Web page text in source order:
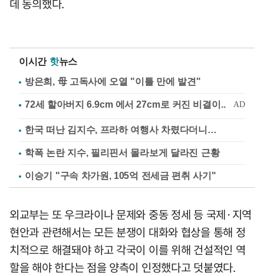
데 동의했다.
이시간 핫뉴스
방은희, 母 고독사에 오열 "이틀 만에 발견"
한국 떠난 김지수, 프라하 여행사 차렸다더니…
학폭 논란 지수, 필리핀서 몰라보게 달라진 근황
이승기 "구속 차가원, 105억 전세금 편취 사기"
외교부는 또 우크라이나 문제와 중동 정세 등 국제·지역
현안과 관련해서는 모든 분쟁이 대화와 협상을 통해 정
치적으로 해결돼야 하고 각국이 이를 위해 건설적인 역
할을 해야 한다는 점을 양측이 인정했다고 덧붙였다.